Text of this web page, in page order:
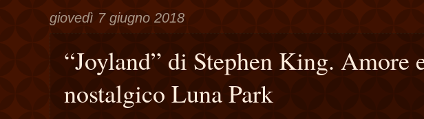
giovedì 7 giugno 2018
“Joyland” di Stephen King. Amore
nostalgico Luna Park